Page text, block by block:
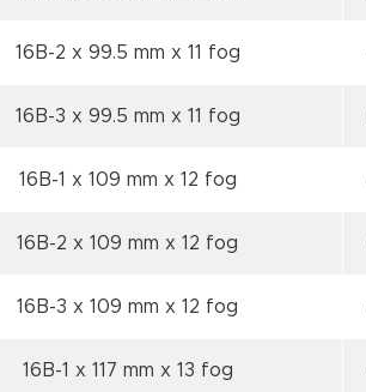
16B-2 x 99.5 mm x 11 fog
16B-3 x 99.5 mm x 11 fog
16B-1 x 109 mm x 12 fog
16B-2 x 109 mm x 12 fog
16B-3 x 109 mm x 12 fog
16B-1 x 117 mm x 13 fog